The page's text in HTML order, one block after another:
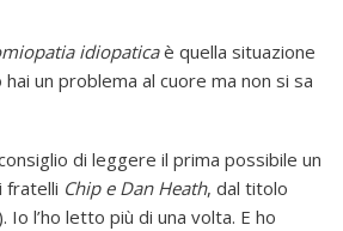
idiopaticaè quella situazione
un problema al cuore ma non si sa
di leggere il prima possibile un
fratelli Chip e Dan Heath, dal titolo
Io l’ho letto più di una volta. E ho